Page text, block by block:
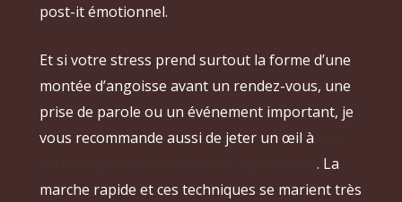
post-it émotionnel.
Et si votre stress prend surtout la forme d’une
montée d’angoisse avant un rendez-vous, une
prise de parole ou un événement important, je
vous recommande aussi de jeter un œil à
. La
marche rapide et ces techniques se marient très